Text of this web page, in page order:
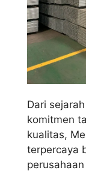
Dari
komitmen
kualitas,
terpercaya